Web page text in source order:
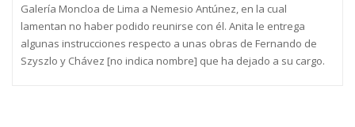
Galería Moncloa de Lima a Nemesio Antúnez, en la cual
lamentan no haber podido reunirse con él. Anita le entrega
algunas instrucciones respecto a unas obras de Fernando de
Szyszlo y Chávez [no indica nombre] que ha dejado a su cargo.